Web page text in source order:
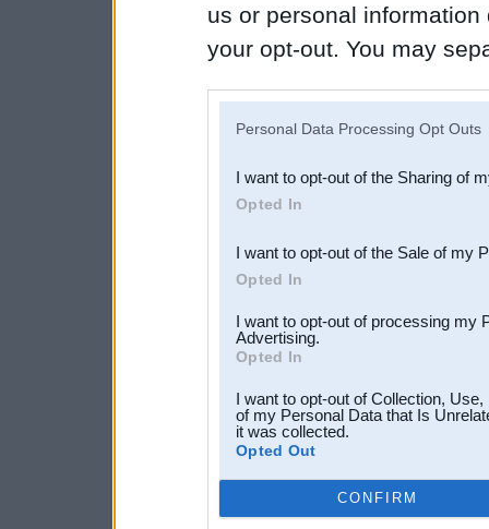
us or personal
your opt-out. You may
Downstream Participants
third parties.
Personal Data Processing Opt Outs
I want to opt-out of the Sharing of
Opted In
I want to opt-out of the Sale of my
Opted In
I want to opt-out of processing my
Advertising.
Opted In
I want to opt-out of Collection,
of my Personal Data that Is
it was collected.
Opted Out
CONFIRM